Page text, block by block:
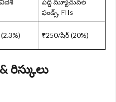
పెద్ద మ్యూచువల్
ఫండ్స్, FIIs
₹250/షేర్ (20%)
రిస్కులు